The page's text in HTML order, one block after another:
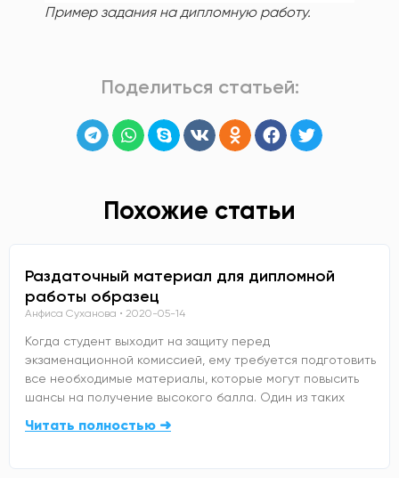
Пример задания на дипломную работу.
Поделиться статьей:
Похожие статьи
Раздаточный материал для дипломной
работы образец
Анфиса Суханова 2020-05-14
Когда студент выходит на защиту перед
экзаменационной комиссией, ему требуется подготовить
все необходимые материалы, которые могут повысить
шансы на получение высокого балла. Один из таких
Читать полностью ➜